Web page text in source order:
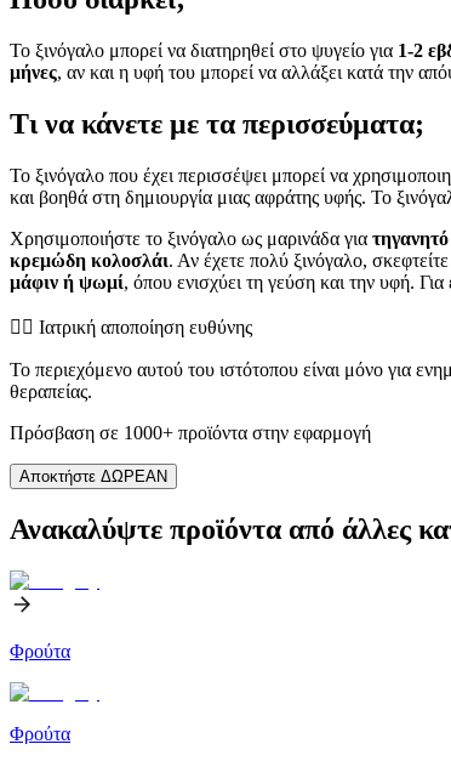
Το ξινόγαλο μπορεί να διατηρηθεί στο ψυγείο για 1-2
μήνες, αν και η υφή του μπορεί να αλλάξει κατά την
Τι να κάνετε με τα περισσεύματα;
Το ξινόγαλο που έχει περισσέψει μπορεί να
και βοηθά στη δημιουργία μιας αφράτης υφής. Το
Χρησιμοποιήστε το ξινόγαλο ως μαρινάδα για
κρεμώδη κολοσλάι. Αν έχετε πολύ ξινόγαλο,
μάφιν ή ψωμί, όπου ενισχύει τη γεύση και την υφή.
👨‍⚕️️ Ιατρική αποποίηση ευθύνης
Το περιεχόμενο αυτού του ιστότοπου είναι μόνο για
θεραπείας.
Πρόσβαση σε 1000+ προϊόντα στην εφαρμογή
Αποκτήστε ΔΩΡΕΑΝ
Ανακαλύψτε προϊόντα από άλλες
Φρούτα
Φρούτα